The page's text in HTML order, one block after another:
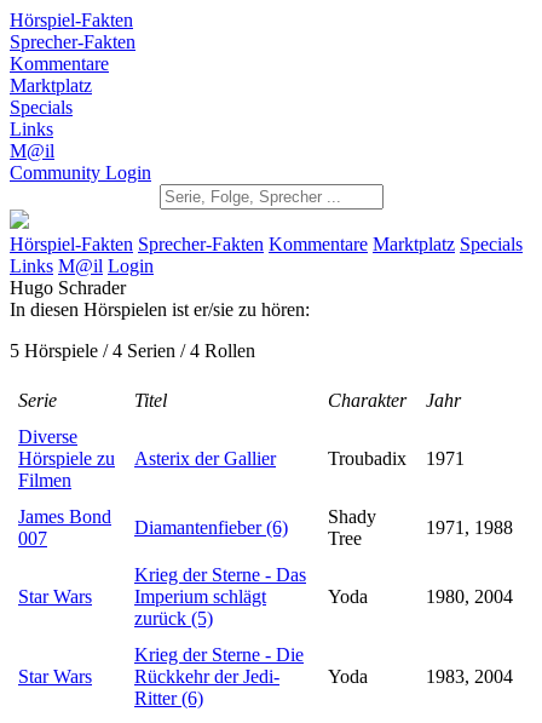
Hörspiel-Fakten
Sprecher-Fakten
Kommentare
Marktplatz
Specials
Links
M@il
Community Login
Hörspiel-Fakten Sprecher-Fakten Kommentare Marktplatz Specials
Links M@il Login
Hugo Schrader
In diesen Hörspielen ist er/sie zu hören:
5 Hörspiele / 4 Serien / 4 Rollen
Serie Titel Charakter
Jahr
Diverse
Hörspiele zu
Filmen
Asterix der Gallier Troubadix 1971
James Bond
007
Diamantenfieber (6)
Shady
Tree
1971, 1988
Star Wars
Krieg der Sterne - Das
Imperium schlägt
zurück (5)
Yoda 1980, 2004
Star Wars
Krieg der Sterne - Die
Rückkehr der Jedi-
Ritter (6)
Yoda 1983, 2004